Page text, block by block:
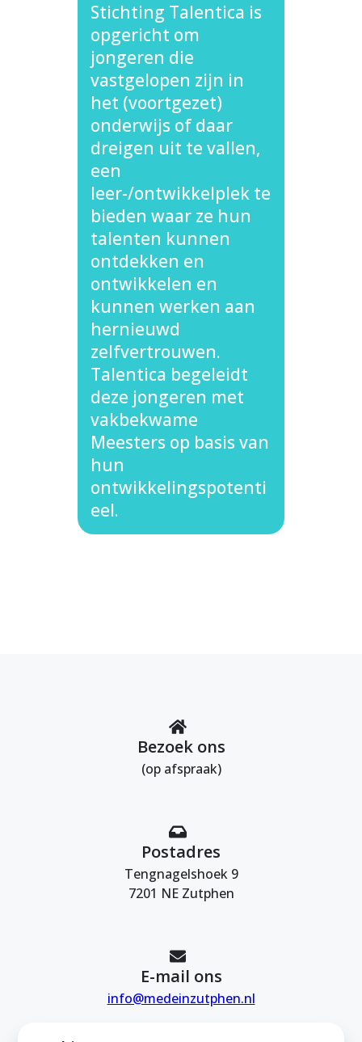
Stichting Talentica is
opgericht om
jongeren die
vastgelopen zijn in
het (voortgezet)
onderwijs of daar
dreigen uit te vallen,
een
leer-/ontwikkelplek te
bieden waar ze hun
talenten kunnen
ontdekken en
ontwikkelen en
kunnen werken aan
hernieuwd
zelfvertrouwen.
Talentica begeleidt
deze jongeren met
vakbekwame
Meesters op basis van
hun
ontwikkelingspotenti
eel.
Bezoek ons
(op afspraak)
Postadres
Tengnagelshoek 9
7201 NE Zutphen
E-mail ons
info@medeinzutphen.nl